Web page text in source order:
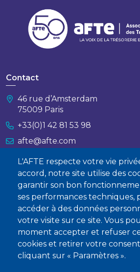
L'AFTE respecte votre vie
accord, notre site utilise des
garantir son bon
ses performances techniques,
accéder à des données
votre visite sur ce site. Vous
moment accepter et refuser
cookies et retirer votre
cliquant sur « Paramètres ».
Contact
46 rue d’Amsterdam
75009 Paris
+33(0)1 42 81 53 98
afte@afte.com
Nous contacter
À propos
Qui sommes-nous ?
Devenir membre